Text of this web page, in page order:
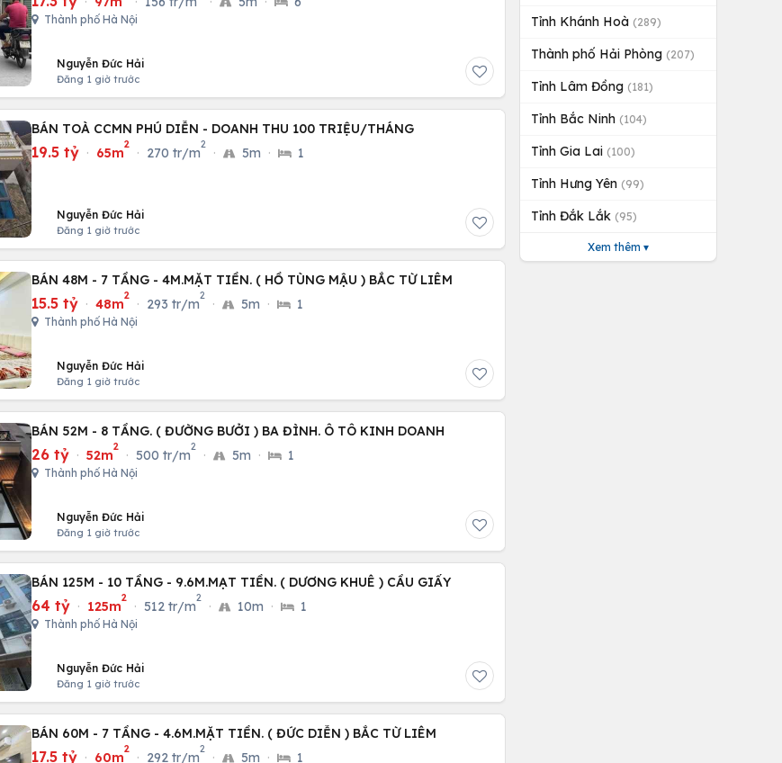
Thành phố Hà Nội
Nguyễn Đức Hải
Đăng 1 giờ trước
BÁN TOÀ CCMN PHÚ DIỄN - DOANH THU 100 TRIỆU/THÁNG
19.5 tỷ · 65m
2
· 270 tr/m
2
· 5m · 1
Nguyễn Đức Hải
Đăng 1 giờ trước
BÁN 48M - 7 TẦNG - 4M.MẶT TIỀN. ( HỒ TÙNG MẬU ) BẮC TỪ LIÊM
15.5 tỷ · 48m
2
· 293 tr/m
2
· 5m · 1
Thành phố Hà Nội
Nguyễn Đức Hải
Đăng 1 giờ trước
BÁN 52M - 8 TẦNG. ( ĐƯỜNG BƯỞI ) BA ĐÌNH. Ô TÔ KINH DOANH
26 tỷ · 52m
2
· 500 tr/m
2
· 5m · 1
Thành phố Hà Nội
Nguyễn Đức Hải
Đăng 1 giờ trước
BÁN 125M - 10 TẦNG - 9.6M.MẠT TIỀN. ( DƯƠNG KHUÊ ) CẦU GIẤY
64 tỷ · 125m
2
· 512 tr/m
2
· 10m · 1
Thành phố Hà Nội
Nguyễn Đức Hải
Đăng 1 giờ trước
BÁN 60M - 7 TẦNG - 4.6M.MẶT TIỀN. ( ĐỨC DIỄN ) BẮC TỪ LIÊM
17.5 tỷ · 60m
2
· 292 tr/m
2
· 5m · 1
Tỉnh Khánh Hoà (289)
Thành phố Hải Phòng (207)
Tỉnh Lâm Đồng (181)
Tỉnh Bắc Ninh (104)
Tỉnh Gia Lai (100)
Tỉnh Hưng Yên (99)
Tỉnh Đắk Lắk (95)
Xem thêm ▾